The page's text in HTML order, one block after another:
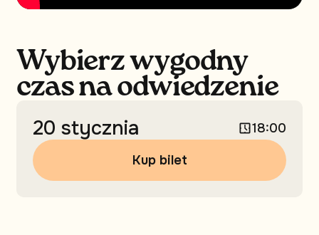
Wybierz wygodny
czas na odwiedzenie
20 stycznia
18:00
Kup bilet